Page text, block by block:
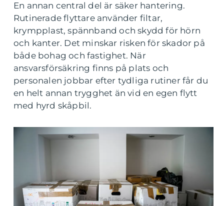
En annan central del är säker hantering.
Rutinerade flyttare använder filtar,
krympplast, spännband och skydd för hörn
och kanter. Det minskar risken för skador på
både bohag och fastighet. När
ansvarsförsäkring finns på plats och
personalen jobbar efter tydliga rutiner får du
en helt annan trygghet än vid en egen flytt
med hyrd skåpbil.